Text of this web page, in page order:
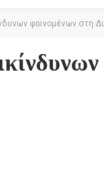
φαινομένων στη